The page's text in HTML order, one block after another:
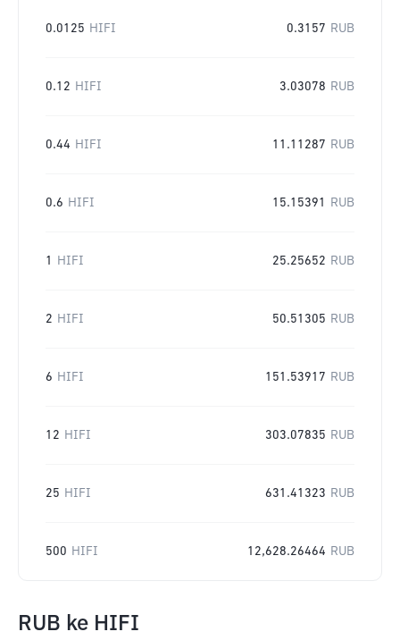
0.0125 HIFI 0.3157 RUB
0.12 HIFI 3.03078 RUB
0.44 HIFI 11.11287 RUB
0.6 HIFI 15.15391 RUB
1 HIFI 25.25652 RUB
2 HIFI 50.51305 RUB
6 HIFI 151.53917 RUB
12 HIFI 303.07835 RUB
25 HIFI 631.41323 RUB
500 HIFI 12,628.26464 RUB
RUB ke HIFI